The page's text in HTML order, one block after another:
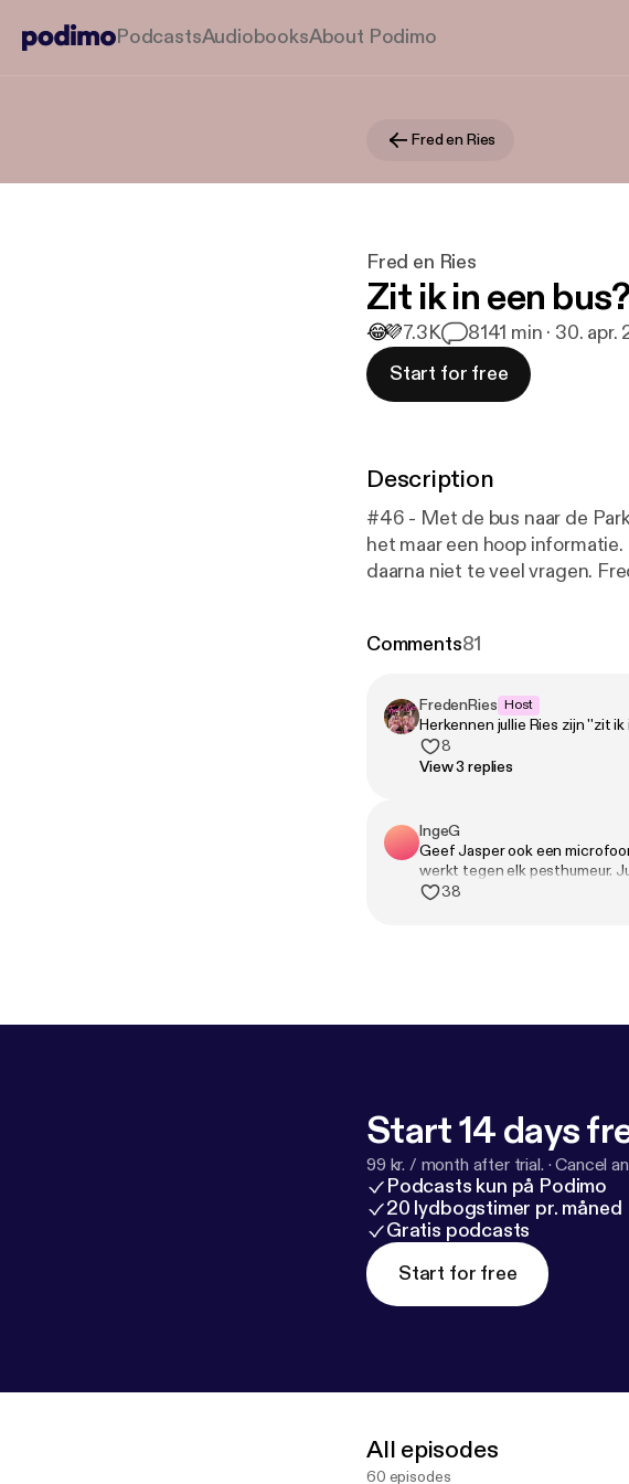
PodcastsAudiobooksAbout Podimo
Fred en Ries
Fred en Ries
Zit ik in een bus?
😂💜7.3K 8141 min · 30. apr.
Start for free
Description
#46 - Met de bus naar de
het maar een hoop
daarna niet te veel vragen.
branden. 🎧 Geproduceerd door Tonny Media 💖 Volg ons op Instagram, TikTok en
Comments81
FredenRies Host
Herkennen jullie Ries zijn ''zit
8
View 3 replies
IngeG
Geef Jasper ook een
werkt tegen elk pesthumeur.
38
Start 14 days
99 kr. / month after trial. ·Cancel
Podcasts kun på Podimo
20 lydbogstimer pr. måned
Gratis podcasts
Start for free
All episodes
60 episodes